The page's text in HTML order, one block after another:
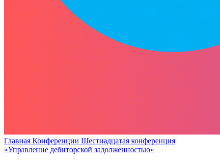
Главная Конференции Шестнадцатая конференция
«Управление дебиторской задолженностью»